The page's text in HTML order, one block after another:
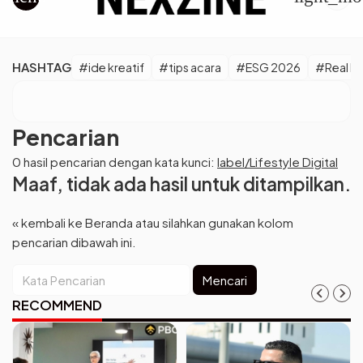
HASHTAG #ide kreatif #tips acara #ESG 2026 #Real
Pencarian
0 hasil pencarian dengan kata kunci: label/Lifestyle Digital
Maaf, tidak ada hasil untuk ditampilkan.
« kembali ke Beranda atau silahkan gunakan kolom
pencarian dibawah ini.
Mencari
RECOMMEND